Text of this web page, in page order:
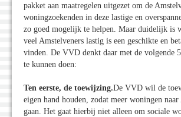
pakket aan maatregelen uitgezet om de
woningzoekenden in deze lastige en
zo goed mogelijk te helpen. Maar duidelijk is
veel Amstelveners lastig is een geschikte en
vinden. De VVD denkt daar met de volgende
te kunnen doen:
Ten eerste, de toewijzing.De VVD wil de
eigen hand houden, zodat meer woningen naar
gaan. Het gaat hierbij niet alleen om sociale